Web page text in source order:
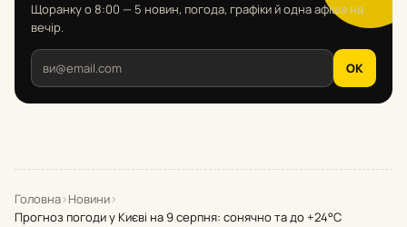
Щоранку о 8:00 — 5 новин, погода, графіки й одна афіша на
вечір.
OK
Головна›Новини›
Прогноз погоди у Києві на 9 серпня: сонячно та до +24°С